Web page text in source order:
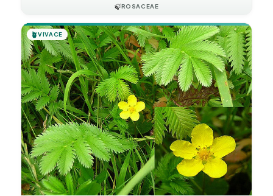
🍃ROSACEAE
🪴VIVACE